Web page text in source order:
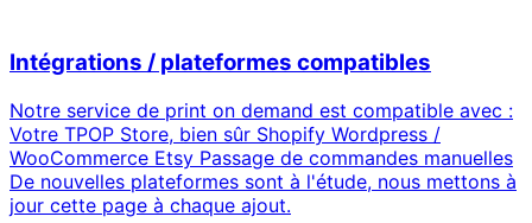
Intégrations / plateformes compatibles
Notre service de print on demand est compatible avec :
Votre TPOP Store, bien sûr Shopify Wordpress /
WooCommerce Etsy Passage de commandes manuelles
De nouvelles plateformes sont à l'étude, nous mettons à
jour cette page à chaque ajout.